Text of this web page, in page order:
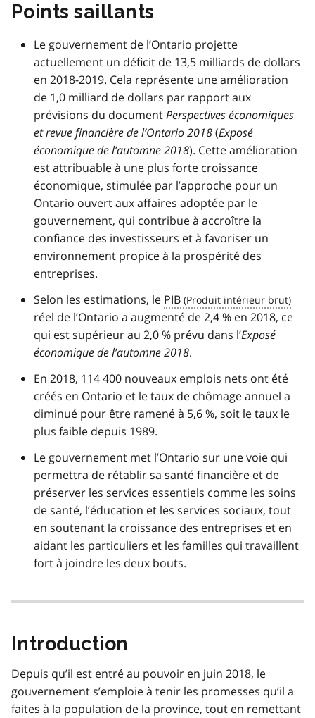
Points saillants
Le gouvernement de l’Ontario projette
actuellement un déficit de 13,5 milliards de dollars
en 2018-2019. Cela représente une amélioration
de 1,0 milliard de dollars par rapport aux
prévisions du documentPerspectives économiques
et revue financière de l’Ontario 2018(Exposé
économique de l’automne 2018). Cette amélioration
est attribuable à une plus forte croissance
économique, stimulée par l’approche pour un
Ontario ouvert aux affaires adoptée par le
gouvernement, qui contribue à accroître la
confiance des investisseurs et à favoriser un
environnement propice à la prospérité des
entreprises.
Selon les estimations, le PIB
réel de l’Ontario a augmenté de 2,4 % en 2018, ce
qui est supérieur au 2,0 % prévu dans l’Exposé
économique de l’automne 2018.
En 2018, 114 400 nouveaux emplois nets ont été
créés en Ontario et le taux de chômage annuel a
diminué pour être ramené à 5,6 %, soit le taux le
plus faible depuis 1989.
Le gouvernement met l’Ontario sur une voie qui
permettra de rétablir sa santé financière et de
préserver les services essentiels comme les soins
de santé, l’éducation et les services sociaux, tout
en soutenant la croissance des entreprises et en
aidant les particuliers et les familles qui travaillent
fort à joindre les deux bouts.
Introduction
Depuis qu’il est entré au pouvoir en juin 2018, le
gouvernement s’emploie à tenir les promesses qu’il a
faites à la population de la province, tout en remettant